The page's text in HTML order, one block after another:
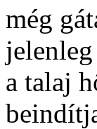
még
a talaj